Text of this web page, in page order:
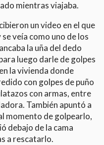
mientras viajaba.
un video en el que
veía como uno de los
la uña del dedo
luego darle de golpes
la vivienda donde
con golpes de puño
con armas, entre
También apuntó a
momento de golpearlo,
debajo de la cama
a rescatarlo.